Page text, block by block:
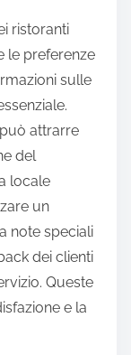
ristoranti
le preferenze
sulle
attrarre
del
locale
un
note speciali
dei clienti
Queste
e la